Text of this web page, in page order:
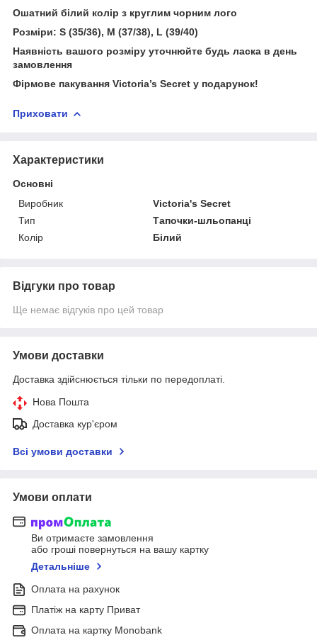
Ошатний білий колір з круглим чорним лого
Розміри: S (35/36), M (37/38), L (39/40)
Наявність вашого розміру уточнюйте будь ласка в день
замовлення
Фірмове пакування Victoria’s Secret у подарунок!
Приховати
Характеристики
Основні
Виробник
Victoria's Secret
Тип
Тапочки-шльопанці
Колір
Білий
Відгуки про товар
Ще немає відгуків про цей товар
Умови доставки
Доставка здійснюється тільки по передоплаті.
Нова Пошта
Доставка кур'єром
Всі умови доставки
Умови оплати
Ви отримаєте замовлення
або гроші повернуться на вашу картку
Детальніше
Оплата на рахунок
Платіж на карту Приват
Оплата на картку Monobank